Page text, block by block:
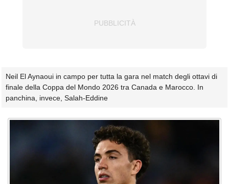
Neil El Aynaoui in campo per tutta la gara nel match degli ottavi di
finale della Coppa del Mondo 2026 tra Canada e Marocco. In
panchina, invece, Salah-Eddine